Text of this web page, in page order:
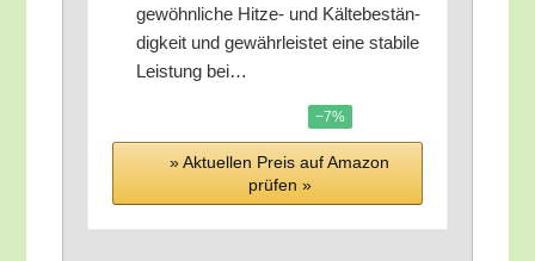
ge­wöhn­li­che Hit­ze- und Käl­te­be­stän­
dig­keit und gewähr­leis­tet eine sta­bi­le
Leis­tung bei…
−7%
» Aktu­el­len Preis auf Ama­zon
prü­fen »